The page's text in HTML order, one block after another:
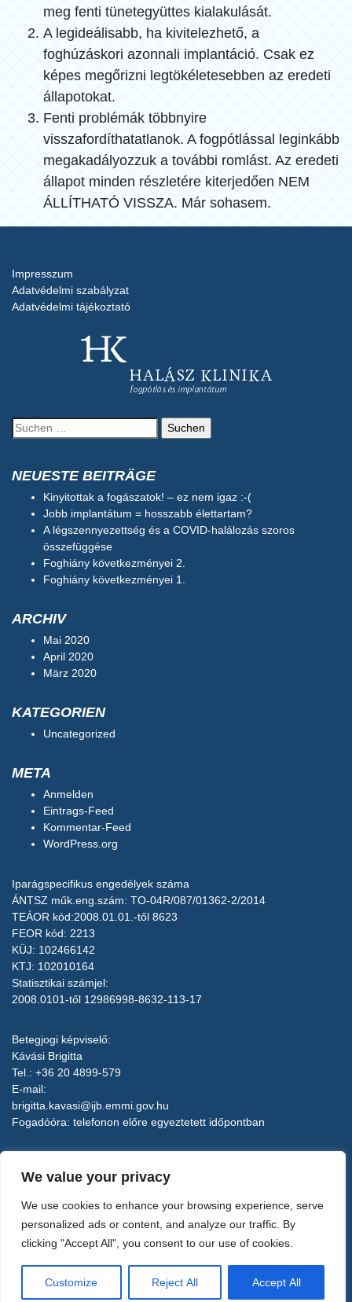
We value your privacy
We use cookies to enhance your browsing experience, serve
personalized ads or content, and analyze our traffic. By
clicking "Accept All", you consent to our use of cookies.
Customize Reject All Accept All
meg fenti tünetegyüttes kialakulását.
A legideálisabb, ha kivitelezhető, a
foghúzáskori azonnali implantáció. Csak ez
képes megőrizni legtökéletesebben az eredeti
állapotokat.
Fenti problémák többnyire
visszafordíthatatlanok. A fogpótlással leginkább
megakadályozzuk a további romlást. Az eredeti
állapot minden részletére kiterjedően NEM
ÁLLÍTHATÓ VISSZA. Már sohasem.
Impresszum
Adatvédelmi szabályzat
Adatvédelmi tájékoztató
Suchen
nach:
NEUESTE BEITRÄGE
Kinyitottak a fogászatok! – ez nem igaz :-(
Jobb implantátum = hosszabb élettartam?
A légszennyezettség és a COVID-halálozás szoros
összefüggése
Foghiány következményei 2.
Foghiány következményei 1.
ARCHIV
Mai 2020
April 2020
März 2020
KATEGORIEN
Uncategorized
META
Anmelden
Eintrags-Feed
Kommentar-Feed
WordPress.org
Iparágspecifikus engedélyek száma
ÁNTSZ műk.eng.szám: TO-04R/087/01362-2/2014
TEÁOR kód:2008.01.01.-től 8623
FEOR kód: 2213
KÜJ: 102466142
KTJ: 102010164
Statisztikai számjel:
2008.0101-től 12986998-8632-113-17
Betegjogi képviselő:
Kávási Brigitta
Tel.: +36 20 4899-579
E-mail:
brigitta.kavasi@ijb.emmi.gov.hu
Fogadóóra: telefonon előre egyeztetett időpontban
7100 Szekszárd, Bródy S. u. 23.
Tel.: +36 74 510 885
recepcio@magan-fogklinika.hu
Adószám: 12986998-2-17